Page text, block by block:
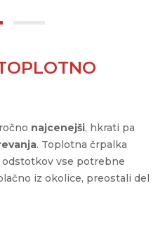
najcenejši, hkrati pa
. Toplotna črpalka
vse potrebne
iz okolice, preostali del